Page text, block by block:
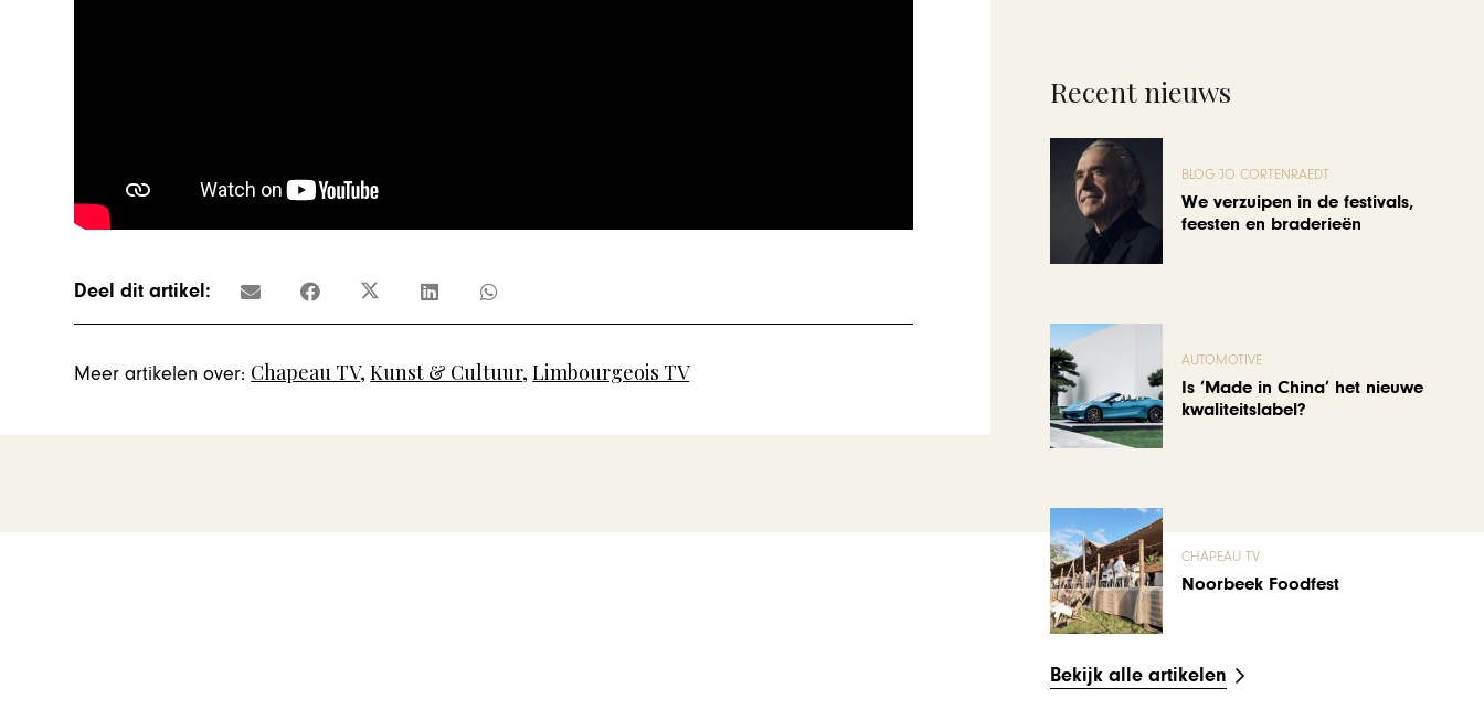
Deel dit artikel:
Meer artikelen over: Chapeau TV,Kunst & Cultuur,Limbourgeois TV
Recent nieuws
BLOG JO CORTENRAEDT
We verzuipen in de festivals,
feesten en braderieën
AUTOMOTIVE
Is ‘Made in China’ het nieuwe
kwaliteitslabel?
CHAPEAU TV
Noorbeek Foodfest
Bekijk alle artikelen